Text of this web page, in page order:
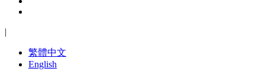
|
繁體中文
English